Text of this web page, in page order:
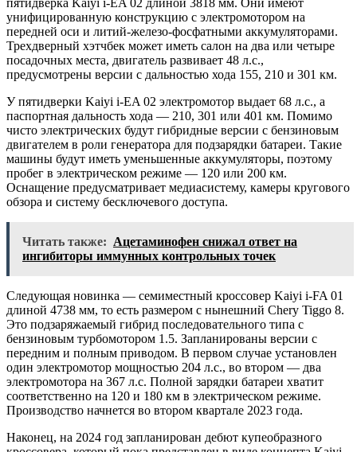
унифицированную конструкцию с электромотором на
передней оси и литий-железо-фосфатными аккумуляторами.
Трехдверный хэтчбек может иметь салон на два или четыре
посадочных места, двигатель развивает 48 л.с.,
предусмотрены версии с дальностью хода 155, 210 и 301 км.
У пятидверки Kaiyi i-EA 02 электромотор выдает 68 л.с., а
паспортная дальность хода — 210, 301 или 401 км. Помимо
чисто электрических будут гибридные версии с бензиновым
двигателем в роли генератора для подзарядки батареи. Такие
машины будут иметь уменьшенные аккумуляторы, поэтому
пробег в электрическом режиме — 120 или 200 км.
Оснащение предусматривает медиасистему, камеры кругового
обзора и систему бесключевого доступа.
Читать также: Ацетаминофен снижал ответ на
ингибиторы иммунных контрольных точек
Следующая новинка — семиместный кроссовер Kaiyi i-FA 01
длиной 4738 мм, то есть размером с нынешний Chery Tiggo 8.
Это подзаряжаемый гибрид последовательного типа с
бензиновым турбомотором 1.5. Запланированы версии с
передним и полным приводом. В первом случае установлен
один электромотор мощностью 204 л.с., во втором — два
электромотора на 367 л.с. Полной зарядки батареи хватит
соответственно на 120 и 180 км в электрическом режиме.
Производство начнется во втором квартале 2023 года.
Наконец, на 2024 год запланирован дебют купеобразного